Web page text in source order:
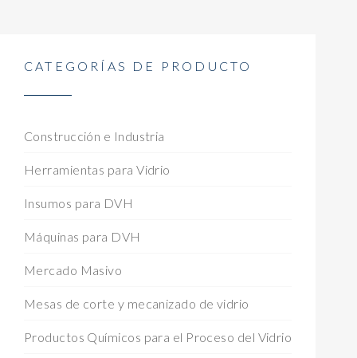
CATEGORÍAS DE PRODUCTO
Construcción e Industria
Herramientas para Vidrio
Insumos para DVH
Máquinas para DVH
Mercado Masivo
Mesas de corte y mecanizado de vidrio
Productos Químicos para el Proceso del Vidrio